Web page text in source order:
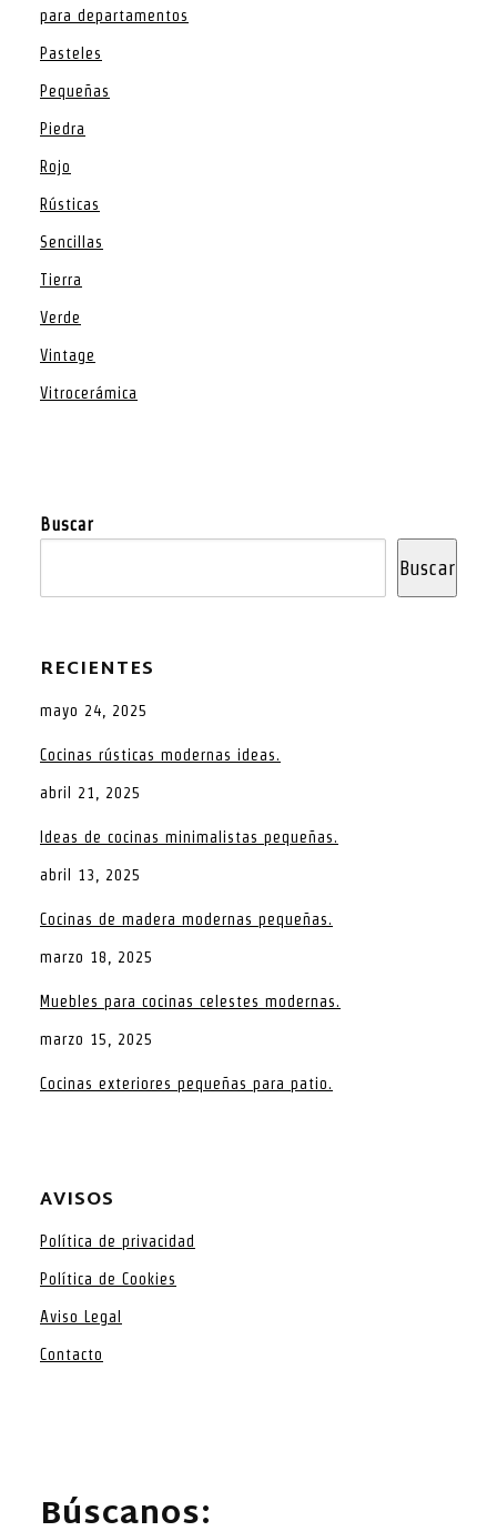
para departamentos
Pasteles
Pequeñas
Piedra
Rojo
Rústicas
Sencillas
Tierra
Verde
Vintage
Vitrocerámica
Buscar
Buscar
RECIENTES
mayo 24, 2025
Cocinas rústicas modernas ideas.
abril 21, 2025
Ideas de cocinas minimalistas pequeñas.
abril 13, 2025
Cocinas de madera modernas pequeñas.
marzo 18, 2025
Muebles para cocinas celestes modernas.
marzo 15, 2025
Cocinas exteriores pequeñas para patio.
AVISOS
Política de privacidad
Política de Cookies
Aviso Legal
Contacto
Búscanos: